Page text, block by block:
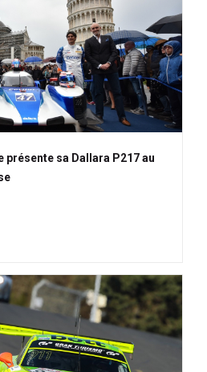
sa Dallara P217 au